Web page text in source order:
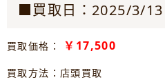
■買取日：2025/3/13
買取価格： ￥17,500
買取方法：店頭買取